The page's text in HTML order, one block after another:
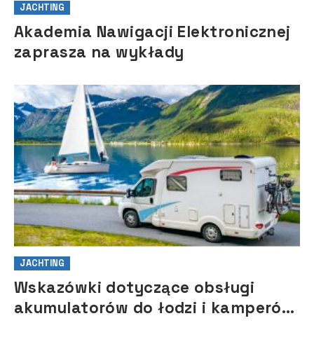
JACHTING
Akademia Nawigacji Elektronicznej
zaprasza na wykłady
JACHTING
Wskazówki dotyczące obsługi
akumulatorów do łodzi i kamperów